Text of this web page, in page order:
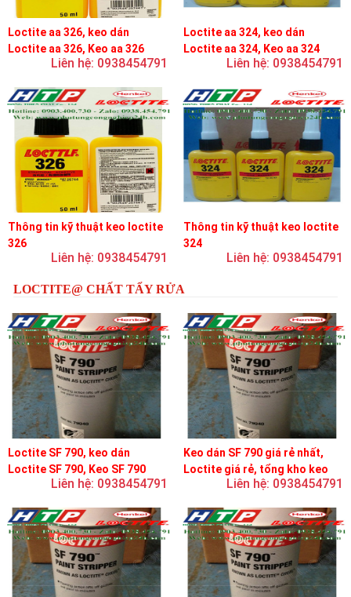
Loctite aa 326, keo dán
Loctite aa 326, Keo aa 326
Liên hệ: 0938454791
Loctite aa 324, keo dán
Loctite aa 324, Keo aa 324
Liên hệ: 0938454791
Thông tin kỹ thuật keo loctite
326
Liên hệ: 0938454791
Thông tin kỹ thuật keo loctite
324
Liên hệ: 0938454791
LOCTITE@ CHẤT TẨY RỬA
Loctite SF 790, keo dán
Loctite SF 790, Keo SF 790
Liên hệ: 0938454791
Keo dán SF 790 giá rẻ nhất,
Loctite giá rẻ, tổng kho keo
Liên hệ: 0938454791